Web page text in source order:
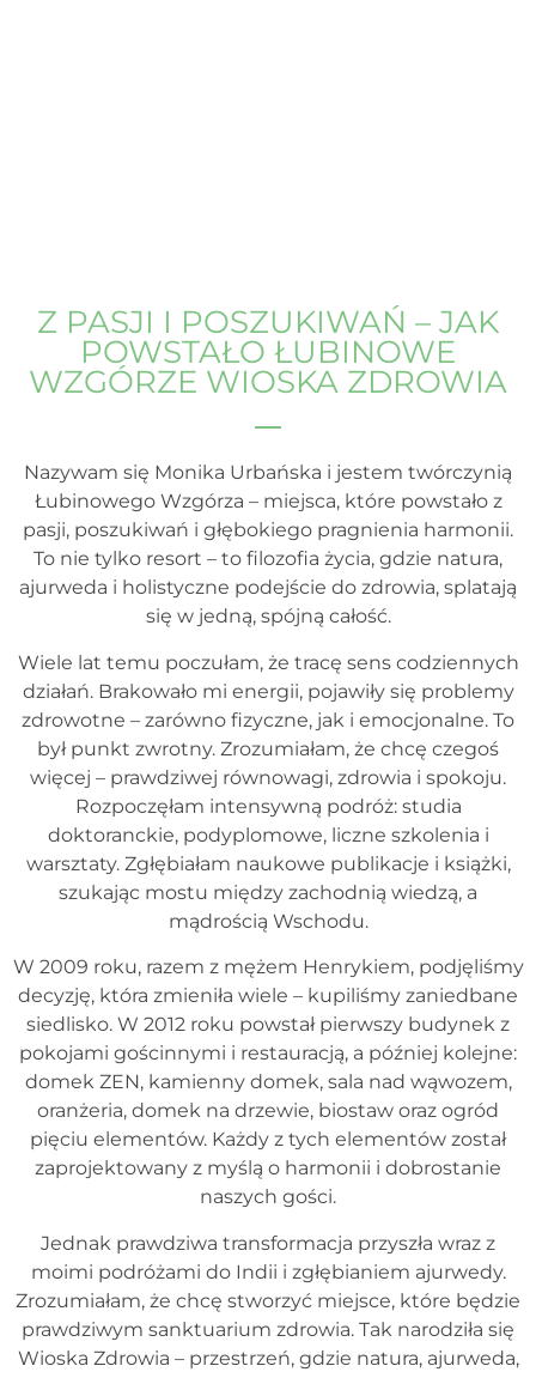
Z PASJI I POSZUKIWAŃ – JAK
POWSTAŁO ŁUBINOWE
WZGÓRZE WIOSKA ZDROWIA
Nazywam się Monika Urbańska i jestem twórczynią
Łubinowego Wzgórza – miejsca, które powstało z
pasji, poszukiwań i głębokiego pragnienia harmonii.
To nie tylko resort – to filozofia życia, gdzie natura,
ajurweda i holistyczne podejście do zdrowia, splatają
się w jedną, spójną całość.
Wiele lat temu poczułam, że tracę sens codziennych
działań. Brakowało mi energii, pojawiły się problemy
zdrowotne – zarówno fizyczne, jak i emocjonalne. To
był punkt zwrotny. Zrozumiałam, że chcę czegoś
więcej – prawdziwej równowagi, zdrowia i spokoju.
Rozpoczęłam intensywną podróż: studia
doktoranckie, podyplomowe, liczne szkolenia i
warsztaty. Zgłębiałam naukowe publikacje i książki,
szukając mostu między zachodnią wiedzą, a
mądrością Wschodu.
W 2009 roku, razem z mężem Henrykiem, podjęliśmy
decyzję, która zmieniła wiele – kupiliśmy zaniedbane
siedlisko. W 2012 roku powstał pierwszy budynek z
pokojami gościnnymi i restauracją, a później kolejne:
domek ZEN, kamienny domek, sala nad wąwozem,
oranżeria, domek na drzewie, biostaw oraz ogród
pięciu elementów. Każdy z tych elementów został
zaprojektowany z myślą o harmonii i dobrostanie
naszych gości.
Jednak prawdziwa transformacja przyszła wraz z
moimi podróżami do Indii i zgłębianiem ajurwedy.
Zrozumiałam, że chcę stworzyć miejsce, które będzie
prawdziwym sanktuarium zdrowia. Tak narodziła się
Wioska Zdrowia – przestrzeń, gdzie natura, ajurweda,